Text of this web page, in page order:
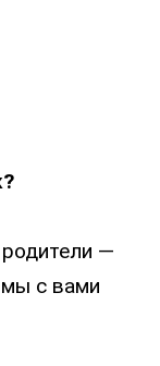
родители —
с вами